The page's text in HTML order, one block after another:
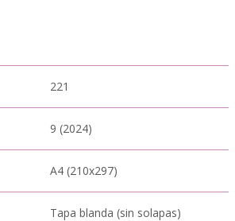
221
9 (2024)
A4 (210x297)
Tapa blanda (sin solapas)